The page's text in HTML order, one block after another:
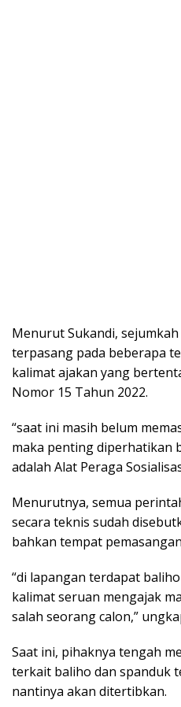
Menurut Sukandi,
terpasang pada beberapa
kalimat ajakan yang
Nomor 15 Tahun 2022.
“saat ini masih belum
maka penting diperhatikan
adalah Alat Peraga
Menurutnya, semua
secara teknis sudah
bahkan tempat
“di lapangan terdapat
kalimat seruan mengajak
salah seorang calon,”
Saat ini, pihaknya tengah
terkait baliho dan spanduk
nantinya akan ditertibkan.